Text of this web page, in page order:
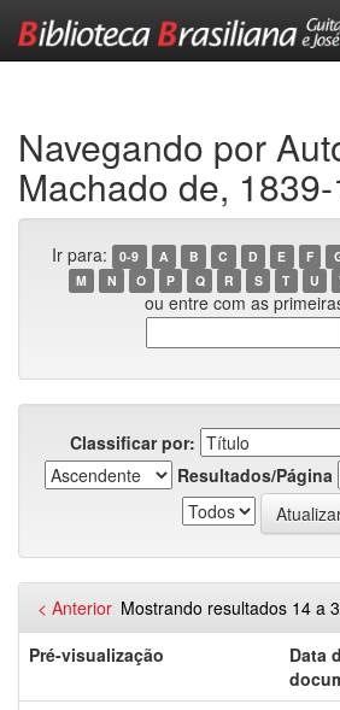
Navegando por
Machado de,
Ir para: 0-9 A B C D E F
M
N O P Q R S T U
ou entre com as
Classificar por:
Resultados/Página
Mostrando resultados 14 a
< Anterior
Pré-visualização
Data